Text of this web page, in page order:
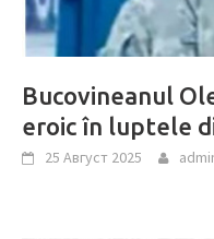
Bucovineanul
eroic în luptele
25 Август 2025